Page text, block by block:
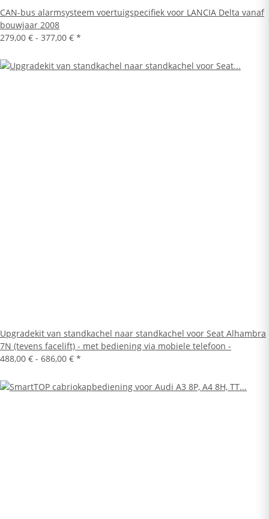
CAN-bus alarmsysteem voertuigspecifiek voor LANCIA Delta vanaf
bouwjaar 2008
279,00 € - 377,00 € *
Upgradekit van standkachel naar standkachel voor Seat Alhambra
7N (tevens facelift) - met bediening via mobiele telefoon -
488,00 € - 686,00 € *